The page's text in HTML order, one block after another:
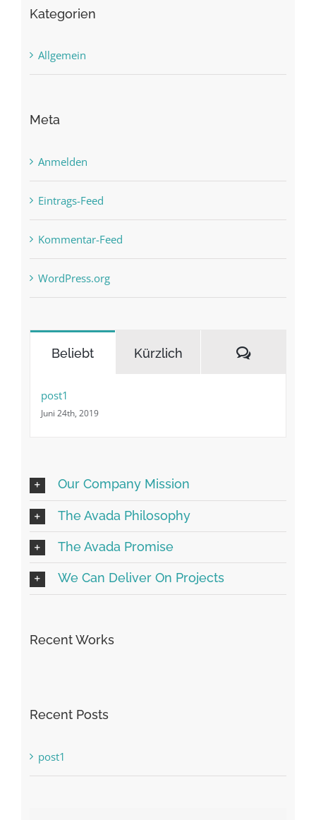
Kategorien
Allgemein
Meta
Anmelden
Eintrags-Feed
Kommentar-Feed
WordPress.org
Beliebt Kürzlich
post1
Juni 24th, 2019
Our Company Mission
The Avada Philosophy
The Avada Promise
We Can Deliver On Projects
Recent Works
Recent Posts
post1